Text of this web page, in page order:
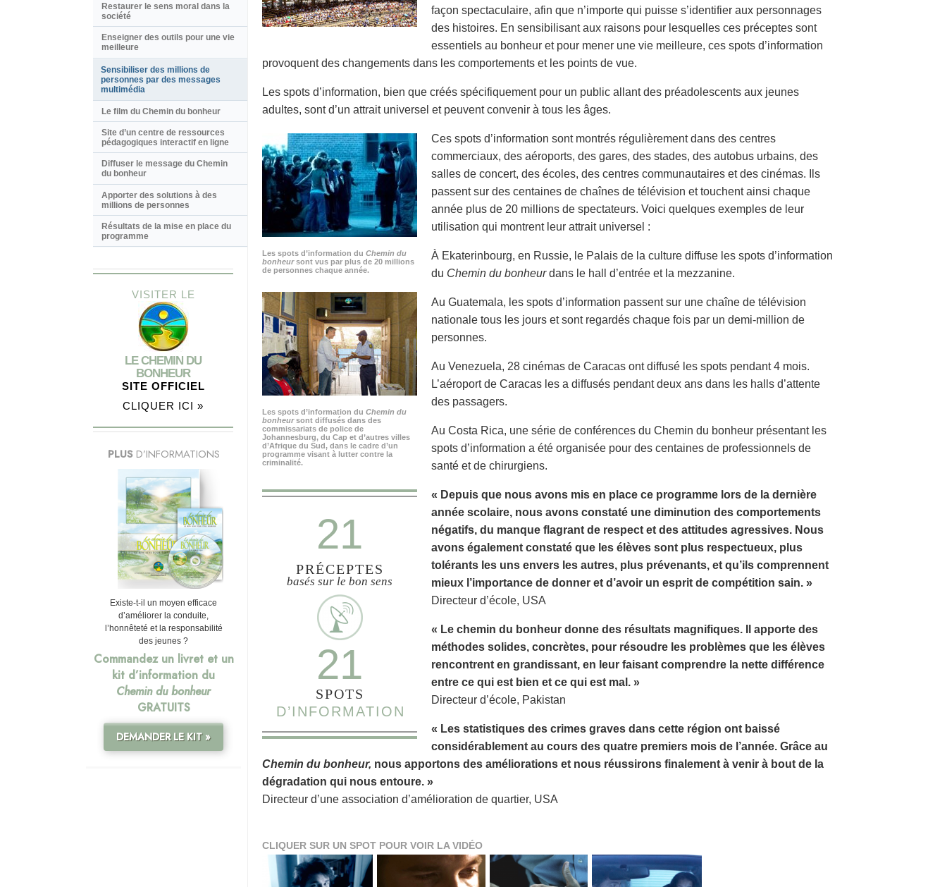
façon spectaculaire, afin que n’importe qui puisse s’identifier aux personnages
des histoires. En sensibilisant aux raisons pour lesquelles ces préceptes sont
essentiels au bonheur et pour mener une vie meilleure, ces spots d’information
provoquent des changements dans les comportements et les points de vue.
Les spots d’information, bien que créés spécifiquement pour un public allant des préadolescents aux jeunes
adultes, sont d’un attrait universel et peuvent convenir à tous les âges.
Les spots d’information du Chemin du
bonheursont vus par plus de 20 millions
de personnes chaque année.
Les spots d’information du Chemin du
bonheursont diffusés dans des
commissariats de police de
Johannesburg, du Cap et d’autres villes
d’Afrique du Sud, dans le cadre d’un
programme visant à lutter contre la
criminalité.
Ces spots d’information sont montrés régulièrement dans des centres
commerciaux, des aéroports, des gares, des stades, des autobus urbains, des
salles de concert, des écoles, des centres communautaires et des cinémas. Ils
passent sur des centaines de chaînes de télévision et touchent ainsi chaque
année plus de 20 millions de spectateurs. Voici quelques exemples de leur
utilisation qui montrent leur attrait universel :
À Ekaterinbourg, en Russie, le Palais de la culture diffuse les spots d’information
du Chemin du bonheurdans le hall d’entrée et la mezzanine.
Au Guatemala, les spots d’information passent sur une chaîne de télévision
nationale tous les jours et sont regardés chaque fois par un demi-million de
personnes.
Au Venezuela, 28 cinémas de Caracas ont diffusé les spots pendant 4 mois.
L’aéroport de Caracas les a diffusés pendant deux ans dans les halls d’attente
des passagers.
Au Costa Rica, une série de conférences du Chemin du bonheur présentant les
spots d’information a été organisée pour des centaines de professionnels de
santé et de chirurgiens.
21
PRÉCEPTES
basés sur le bon sens
21
SPOTS
D’INFORMATION
« Depuis que nous avons mis en place ce programme lors de la dernière
année scolaire, nous avons constaté une diminution des comportements
négatifs, du manque flagrant de respect et des attitudes agressives. Nous
avons également constaté que les élèves sont plus respectueux, plus
tolérants les uns envers les autres, plus prévenants, et qu’ils comprennent
mieux l’importance de donner et d’avoir un esprit de compétition sain. »
Directeur d’école, USA
« Le chemin du bonheur donne des résultats magnifiques. Il apporte des
méthodes solides, concrètes, pour résoudre les problèmes que les élèves
rencontrent en grandissant, en leur faisant comprendre la nette différence
entre ce qui est bien et ce qui est mal. »
Directeur d’école, Pakistan
« Les statistiques des crimes graves dans cette région ont baissé
considérablement au cours des quatre premiers mois de l’année. Grâce au
Chemin du bonheur, nous apportons des améliorations et nous réussirons finalement à venir à bout de la
dégradation qui nous entoure. »
Directeur d’une association d’amélioration de quartier, USA
CLIQUER SUR UN SPOT POUR VOIR LA VIDÉO
Restaurer le sens moral dans la
société
Enseigner des outils pour une vie
meilleure
Sensibiliser des millions de
personnes par des messages
multimédia
Le film du Chemin du bonheur
Site d’un centre de ressources
pédagogiques interactif en ligne
Diffuser le message du Chemin
du bonheur
Apporter des solutions à des
millions de personnes
Résultats de la mise en place du
programme
VISITER LE
LE CHEMIN DU
BONHEUR
SITE OFFICIEL
CLIQUER ICI »
PLUS D’INFORMATIONS
Existe-t-il un moyen efficace
d’améliorer la conduite,
l’honnêteté et la responsabilité
des jeunes ?
Commandez un livret et un
kit d’information du
Chemin du bonheur
GRATUITS
DEMANDER LE KIT »